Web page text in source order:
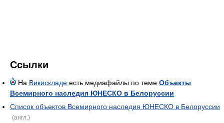
Ссылки
На Викискладе есть медиафайлы по теме Объекты
Всемирного наследия ЮНЕСКО в Белоруссии
Список объектов Всемирного наследия ЮНЕСКО в Белоруссии
(англ.)